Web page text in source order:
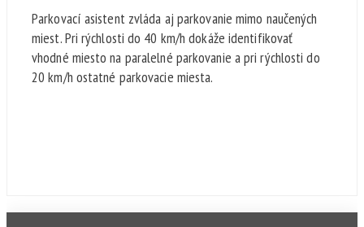
Parkovací asistent zvláda aj parkovanie mimo naučených
miest. Pri rýchlosti do 40 km/h dokáže identifikovať
vhodné miesto na paralelné parkovanie a pri rýchlosti do
20 km/h ostatné parkovacie miesta.